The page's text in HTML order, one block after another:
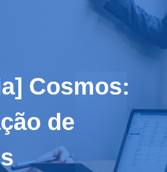
Cosmos:
de